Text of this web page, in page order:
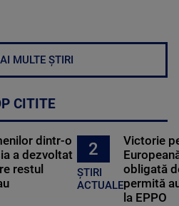
MULTE ȘTIRI
CITITE
dintr-o
a dezvoltat
restul
2
ȘTIRI
ACTUALE
Victorie
obligată
permită
la EPPO